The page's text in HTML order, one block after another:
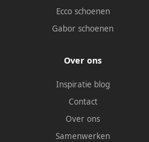
Ecco schoenen
Gabor schoenen
Over ons
Inspiratie blog
Contact
Over ons
Samenwerken